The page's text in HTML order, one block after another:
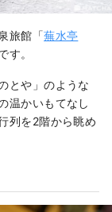
旅館「蕪水亭
す。
とや」のような
温かいもてなし
列を2階から眺め